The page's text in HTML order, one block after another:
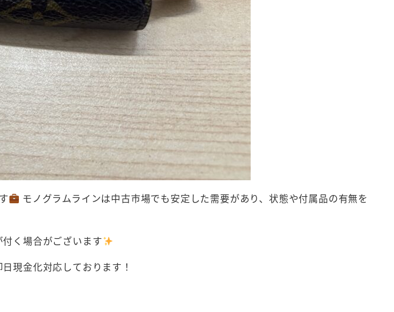
モノグラムラインは中古市場でも安定した需要があり、状態や付属品の有無を
く場合がございます
現金化対応しております！